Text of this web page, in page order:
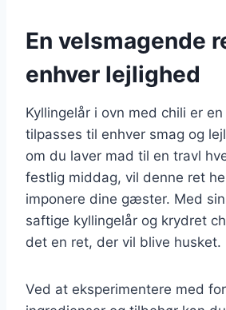
En velsmagende
enhver lejlighed
Kyllingelår i ovn med chili er
tilpasses til enhver smag og
om du laver mad til en travl
festlig middag, vil denne ret
imponere dine gæster. Med
saftige kyllingelår og krydret
det en ret, der vil blive husket.
Ved at eksperimentere med